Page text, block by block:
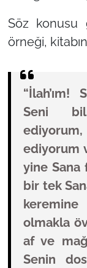
Söz konusu
örneği,
Seni
ediyorum
yine Sana
bir tek
olmakla
af ve
Senin